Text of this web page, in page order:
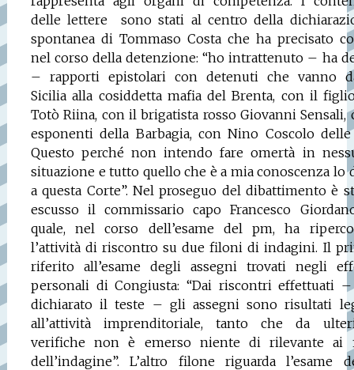
delle lettere
sono stati al centro della
spontanea di Tommaso Costa che ha precisato
nel corso della detenzione: “ho intrattenuto – ha
– rapporti epistolari con detenuti che vanno
Sicilia alla cosiddetta mafia del Brenta, con il
Totò Riina, con il brigatista rosso Giovanni Sensali,
esponenti della Barbagia, con Nino Coscolo delle
Questo perché non intendo fare omertà in
situazione e tutto quello che è a mia conoscenza lo
a questa Corte”. Nel proseguo del dibattimento è
escusso il commissario capo Francesco
quale, nel corso dell’esame del pm, ha
l’attività di riscontro su due filoni di indagini. Il
riferito all’esame degli assegni trovati negli
personali di Congiusta: “Dai riscontri effettuati
dichiarato il teste – gli assegni sono risultati
all’attività imprenditoriale, tanto che da
verifiche non è emerso niente di rilevante ai
dell’indagine”. L’altro filone riguarda l’esame